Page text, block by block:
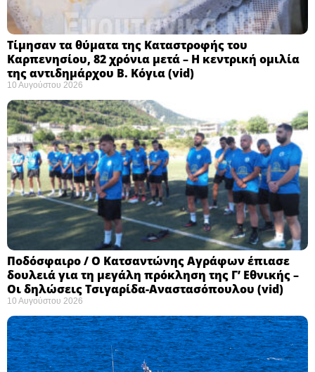
Τίμησαν τα θύματα της Καταστροφής του
Καρπενησίου, 82 χρόνια μετά – Η κεντρική ομιλία
της αντιδημάρχου Β. Κόγια (vid)
10 Αυγούστου 2026
Ποδόσφαιρο / Ο Κατσαντώνης Αγράφων έπιασε
δουλειά για τη μεγάλη πρόκληση της Γ’ Εθνικής –
Οι δηλώσεις Τσιγαρίδα-Αναστασόπουλου (vid)
10 Αυγούστου 2026